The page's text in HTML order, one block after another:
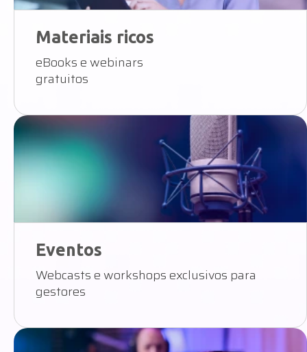
Materiais ricos
eBooks e webinars
gratuitos
Eventos
Webcasts e workshops exclusivos para
gestores